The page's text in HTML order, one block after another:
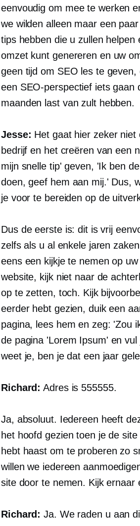
eenvoudig om mee te werken
we wilden alleen maar een
tips hebben die u zullen
omzet kunt genereren en uw
geen tijd om SEO les te
een SEO-perspectief iets gaan
maanden last van zult hebben.
Jesse: Het gaat hier zeker niet
bedrijf en het creëren van een
mijn snelle tip' geven, 'Ik ben
doen, geef hem aan mij.' Dus,
je voor te bereiden op de
Dus de eerste is: dit is vrij
zelfs als u al enkele jaren
eens een kijkje te nemen op
website, kijk niet naar de
op te zetten, toch. Kijk
eerder hebt gezien, duik een
pagina, lees hem en zeg: 'Zou
de pagina 'Lorem Ipsum' en
weet je, ben je dat een jaar
Richard: Adres is 555555.
Ja, absoluut. Iedereen heeft
het hoofd gezien toen je de
hebt haast om te proberen zo
willen we iedereen
site door te nemen. Kijk ernaar
Richard: Ja. We raden u aan